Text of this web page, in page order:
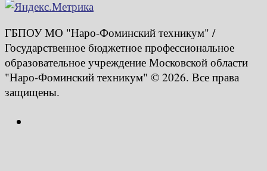
ГБПОУ МО "Наро-Фоминский техникум" /
Государственное бюджетное профессиональное
образовательное учреждение Московской области
"Наро-Фоминский техникум" © 2026. Все права
защищены.